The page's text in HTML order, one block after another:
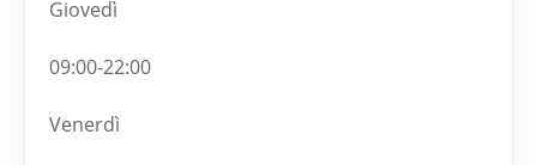
Giovedì
09:00-22:00
Venerdì